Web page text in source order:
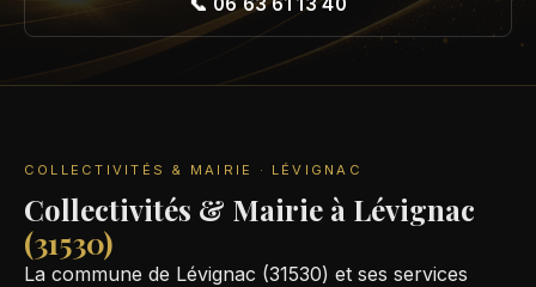
COLLECTIVITÉS & MAIRIE · LÉVIGNAC
Collectivités & Mairie à Lévignac
(31530)
La commune de Lévignac (31530) et ses services